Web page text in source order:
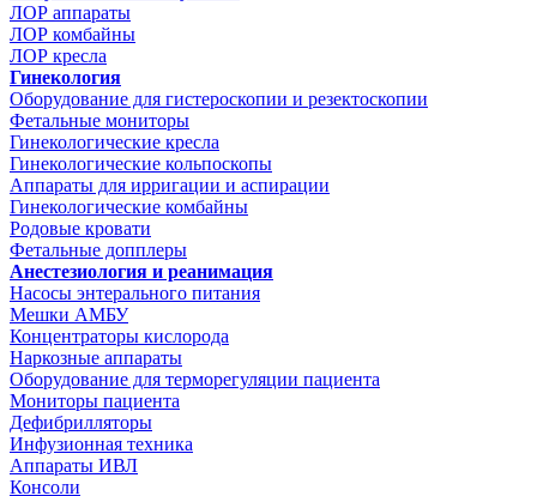
ЛОР аппараты
ЛОР комбайны
ЛОР кресла
Гинекология
Оборудование для гистероскопии и резектоскопии
Фетальные мониторы
Гинекологические кресла
Гинекологические кольпоскопы
Аппараты для ирригации и аспирации
Гинекологические комбайны
Родовые кровати
Фетальные допплеры
Анестезиология и реанимация
Насосы энтерального питания
Мешки АМБУ
Концентраторы кислорода
Наркозные аппараты
Оборудование для терморегуляции пациента
Мониторы пациента
Дефибрилляторы
Инфузионная техника
Аппараты ИВЛ
Консоли